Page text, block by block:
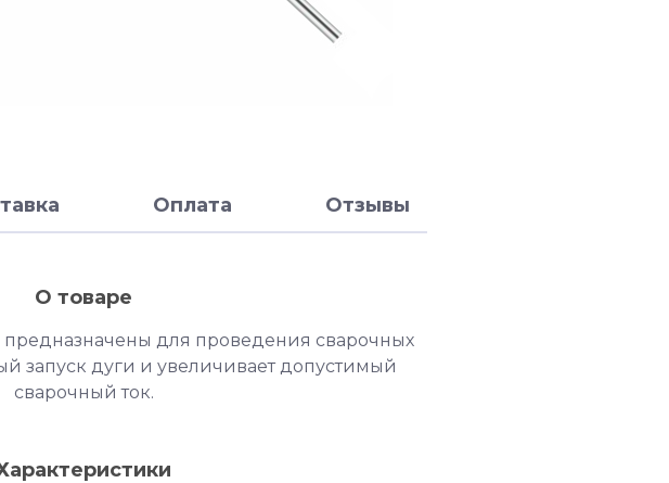
Оплата Отзывы
О товаре
для проведения сварочных
запуск дуги и увеличивает допустимый
сварочный ток.